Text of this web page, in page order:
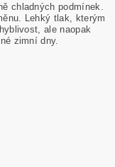
chladných podmínek.
Lehký tlak, kterým
ale naopak
zimní dny.